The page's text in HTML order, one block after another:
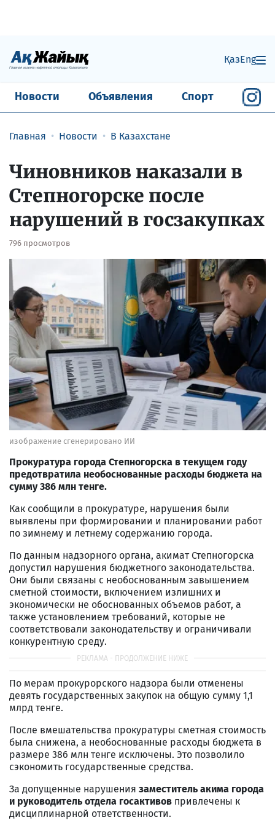
ҚазEng
Новости Объявления Спорт
Главная Новости В Казахстане
Чиновников наказали в
Степногорске после
нарушений в госзакупках
796 просмотров
изображение сгенерировано ИИ
Прокуратура города Степногорска в текущем году
предотвратила необоснованные расходы бюджета на
сумму 386 млн тенге.
Как сообщили в прокуратуре, нарушения были
выявлены при формировании и планировании работ
по зимнему и летнему содержанию города.
По данным надзорного органа, акимат Степногорска
допустил нарушения бюджетного законодательства.
Они были связаны с необоснованным завышением
сметной стоимости, включением излишних и
экономически не обоснованных объемов работ, а
также установлением требований, которые не
соответствовали законодательству и ограничивали
конкурентную среду.
По мерам прокурорского надзора были отменены
девять государственных закупок на общую сумму 1,1
млрд тенге.
После вмешательства прокуратуры сметная стоимость
была снижена, а необоснованные расходы бюджета в
размере 386 млн тенге исключены. Это позволило
сэкономить государственные средства.
За допущенные нарушения заместитель акима города
и руководитель отдела госактивов привлечены к
дисциплинарной ответственности.